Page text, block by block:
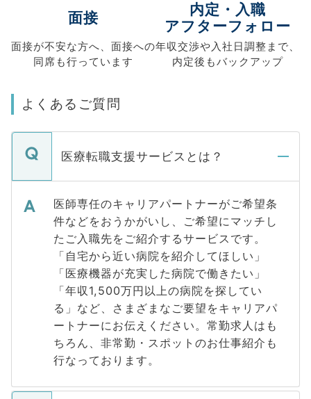
面接
面接が不安な方へ、 面接への
同席も行っています
内定・入職
アフターフォロー
年収交渉や 入社日調整まで、
内定後もバックアップ
よくあるご質問
医療転職支援サービスとは？
医師専任のキャリアパートナーがご希望条
件などをおうかがいし、ご希望にマッチし
たご入職先をご紹介するサービスです。
「自宅から近い病院を紹介してほしい」
「医療機器が充実した病院で働きたい」
「年収1,500万円以上の病院を探してい
る」など、さまざまなご要望をキャリアパ
ートナーにお伝えください。常勤求人はも
ちろん、非常勤・スポットのお仕事紹介も
行なっております。